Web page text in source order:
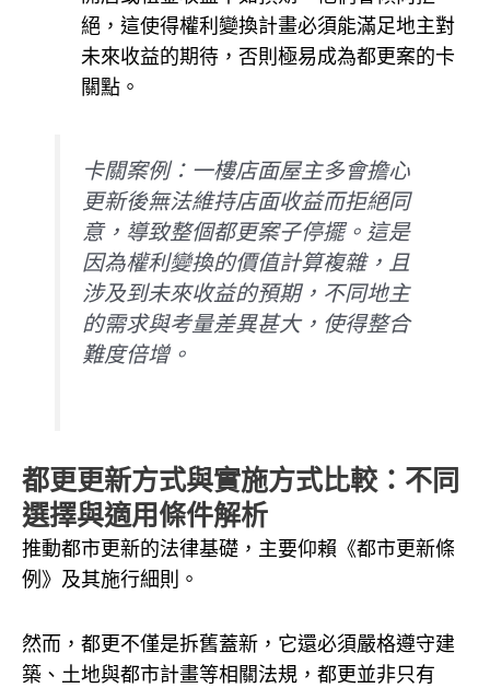
絕，這使得權利變換計畫必須能滿足地主對
未來收益的期待，否則極易成為都更案的卡
關點。
卡關案例：一樓店面屋主多會擔心
更新後無法維持店面收益而拒絕同
意，導致整個都更案子停擺。這是
因為權利變換的價值計算複雜，且
涉及到未來收益的預期，不同地主
的需求與考量差異甚大，使得整合
難度倍增。
都更更新方式與實施方式比較：不同
選擇與適用條件解析
推動都市更新的法律基礎，主要仰賴《都市更新條
例》及其施行細則。
然而，都更不僅是拆舊蓋新，它還必須嚴格遵守建
築、土地與都市計畫等相關法規，都更並非只有